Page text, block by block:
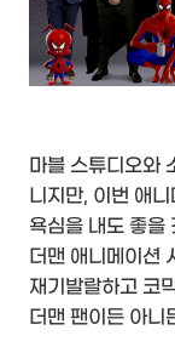
마블 스튜디오와
니지만, 이번 애
욕심을 내도 좋을
더맨 애니메이션
재기발랄하고 코
더맨 팬이든 아니